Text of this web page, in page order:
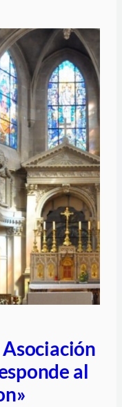
Asociación
al